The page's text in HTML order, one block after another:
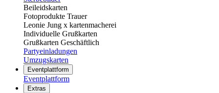
Beileidskarten
Fotoprodukte Trauer
Leonie Jung x kartenmacherei
Individuelle Grußkarten
Grußkarten Geschäftlich
Partyeinladungen
Umzugskarten
Eventplattform
Eventplattform
Extras